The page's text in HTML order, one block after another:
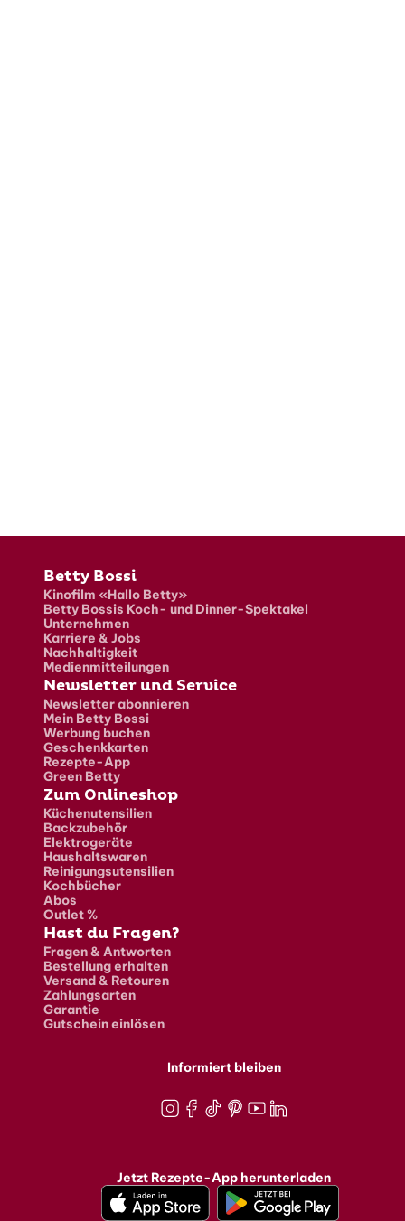
Fusszeile
Betty Bossi
Kinofilm «Hallo Betty»
Betty Bossis Koch- und Dinner-Spektakel
Unternehmen
Karriere & Jobs
Nachhaltigkeit
Medienmitteilungen
Newsletter und Service
Newsletter abonnieren
Mein Betty Bossi
Werbung buchen
Geschenkkarten
Rezepte-App
Green Betty
Zum Onlineshop
Küchenutensilien
Backzubehör
Elektrogeräte
Haushaltswaren
Reinigungsutensilien
Kochbücher
Abos
Outlet %
Hast du Fragen?
Fragen & Antworten
Bestellung erhalten
Versand & Retouren
Zahlungsarten
Garantie
Gutschein einlösen
Informiert bleiben
Jetzt Rezepte-App herunterladen